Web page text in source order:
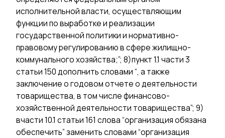
исполнительной власти, осуществляющим
функции по выработке и реализации
государственной политики и нормативно-
правовому регулированию в сфере жилищно-
коммунального хозяйства;”; 8)пункт 1.1 части 3
статьи 150 дополнить словами “, а также
заключение о годовом отчете о деятельности
товарищества, в том числе финансово-
хозяйственной деятельности товарищества”; 9)
вчасти 10.1 статьи 161 слова “организация обязана
обеспечить” заменить словами “организация